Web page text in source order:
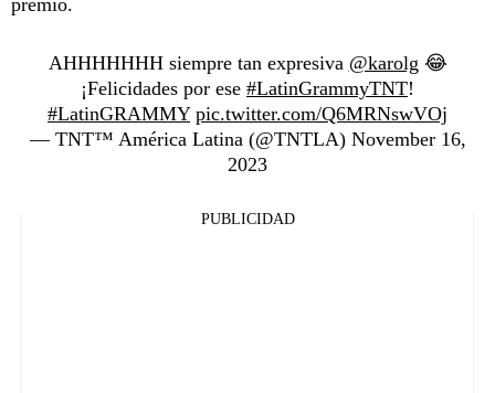
AHHHHHHH siempre tan expresiva @karolg 😂
¡Felicidades por ese #LatinGrammyTNT!
#LatinGRAMMY pic.twitter.com/Q6MRNswVOj
— TNT™ América Latina (@TNTLA) November 16,
2023
PUBLICIDAD